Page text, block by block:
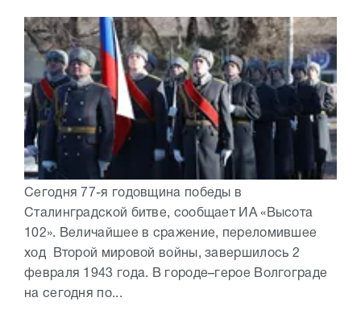
Сегодня 77-я годовщина победы в
Сталинградской битве, сообщает ИА «Высота
102». Величайшее в сражение, переломившее
ход Второй мировой войны, завершилось 2
февраля 1943 года. В городе–герое Волгограде
на сегодня по...